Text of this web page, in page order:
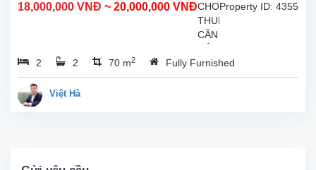
Từ
Liêm,...
18,000,000 VNĐ ~ 20,000,000 VNĐ Property ID: 4355
CHO
THUÊ
CĂN
VIEW
ĐẸP
2 2 70 m2 Fully Furnished
Việt Hà